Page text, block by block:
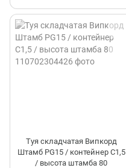
Туя складчатая Випкорд
Штамб PG15 / контейнер C1,5
/ высота штамба 80